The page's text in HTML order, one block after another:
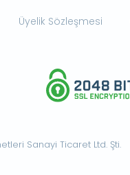
Üyelik Sözleşmesi
Sanayi Ticaret Ltd. Şti.